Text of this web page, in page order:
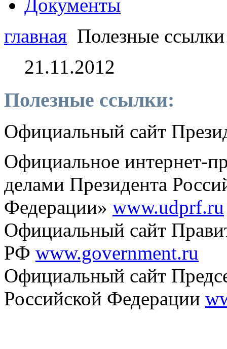
Документы
главная Полезные ссылки
21.11.2012
Полезные ссылки:
Официальный сайт
Официальное интернет-
делами Президента
Федерации» www.udprf.ru
Официальный сайт
РФ www.government.ru
Официальный сайт
Российской Федерации